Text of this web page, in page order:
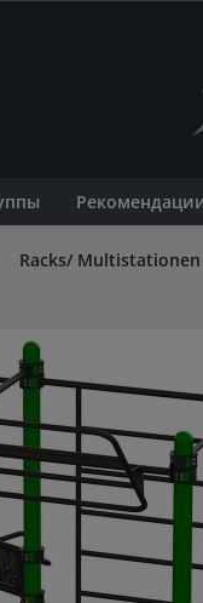
Racks/ Multistationen